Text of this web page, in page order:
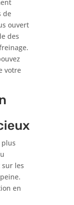
de
ouvert
des
votre
les
en